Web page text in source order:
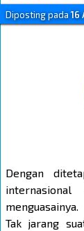
Diposting pada16
Dengan
menguasainya.
Tak jarang